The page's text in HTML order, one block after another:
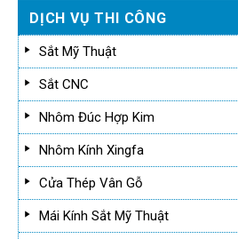
DỊCH VỤ THI CÔNG
Sắt Mỹ Thuật
Sắt CNC
Nhôm Đúc Hợp Kim
Nhôm Kính Xingfa
Cửa Thép Vân Gỗ
Mái Kính Sắt Mỹ Thuật